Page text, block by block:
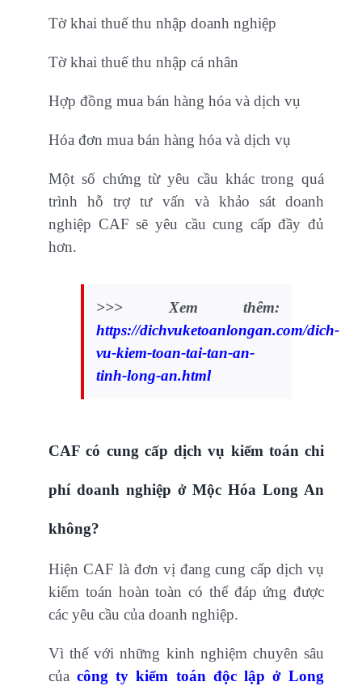
Tờ khai thuế thu nhập doanh nghiệp
Tờ khai thuế thu nhập cá nhân
Hợp đồng mua bán hàng hóa và dịch vụ
Hóa đơn mua bán hàng hóa và dịch vụ
Một số chứng từ yêu cầu khác trong quá
trình hỗ trợ tư vấn và khảo sát doanh
nghiệp CAF sẽ yêu cầu cung cấp đầy đủ
hơn.
>>> Xem thêm:
https://dichvuketoanlongan.com/dich-
vu-kiem-toan-tai-tan-an-
tinh-long-an.html
CAF có cung cấp dịch vụ kiểm toán chi
phí doanh nghiệp ở Mộc Hóa Long An
không?
Hiện CAF là đơn vị đang cung cấp dịch vụ
kiểm toán hoàn toàn có thể đáp ứng được
các yêu cầu của doanh nghiệp.
Vì thế với những kinh nghiệm chuyên sâu
củacông ty kiểm toán độc lập ở Long